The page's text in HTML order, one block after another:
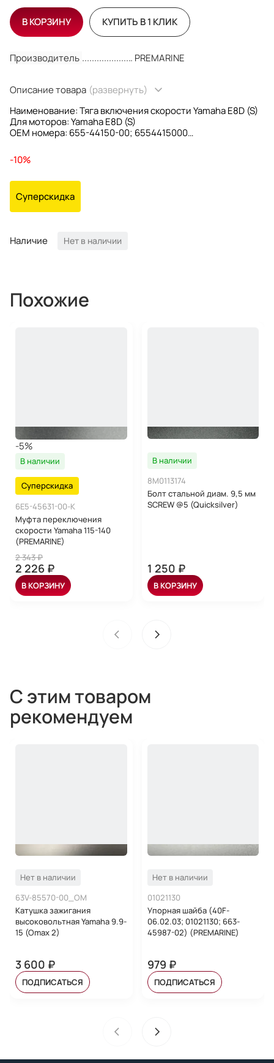
Производитель PREMARINE
Описание товара (развернуть)
Наименование: Тяга включения скорости Yamaha E8D (S)
Для моторов: Yamaha E8D (S)
OEM номера: 655-44150-00; 6554415000
-10%
Суперскидка
Наличие Нет в наличии
В КОРЗИНУ КУПИТЬ В 1 КЛИК
Похожие
-5%
В наличии
Суперскидка
6E5-45631-00-K
Муфта переключения
скорости Yamaha 115-140
(PREMARINE)
2 343 ₽
2 226 ₽
В КОРЗИНУ
В наличии
8M0113174
Болт стальной диам. 9,5 мм
SCREW @5 (Quicksilver)
1 250 ₽
В КОРЗИНУ
С этим товаром
рекомендуем
Нет в наличии
63V-85570-00_OM
Катушка зажигания
высоковольтная Yamaha 9.9-
15 (Omax 2)
3 600 ₽
ПОДПИСАТЬСЯ
Нет в наличии
01021130
Упорная шайба (40F-
06.02.03; 01021130; 663-
45987-02) (PREMARINE)
979 ₽
ПОДПИСАТЬСЯ